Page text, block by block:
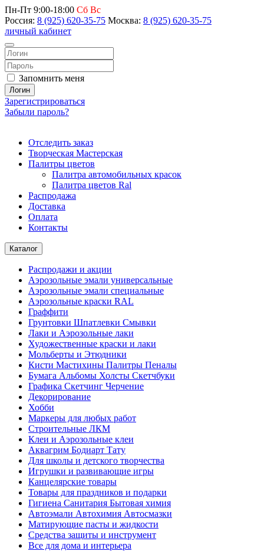
Пн-Пт 9:00-18:00 Сб Вс
Россия: 8 (925) 620-35-75 Москва: 8 (925) 620-35-75
личный кабинет
Запомнить меня
Логин
Зарегистрироваться
Забыли пароль?
Отследить заказ
Творческая Мастерская
Палитры цветов
Палитра автомобильных красок
Палитра цветов Ral
Распродажа
Доставка
Оплата
Контакты
Каталог
Распродажи и акции
Аэрозольные эмали универсальные
Аэрозольные эмали специальные
Аэрозольные краски RAL
Граффити
Грунтовки Шпатлевки Смывки
Лаки и Аэрозольные лаки
Художественные краски и лаки
Мольберты и Этюдники
Кисти Мастихины Палитры Пеналы
Бумага Альбомы Холсты Скетчбуки
Графика Скетчинг Черчение
Декорирование
Хобби
Маркеры для любых работ
Строительные ЛКМ
Клеи и Аэрозольные клеи
Аквагрим Бодиарт Тату
Для школы и детского творчества
Игрушки и развивающие игры
Канцелярские товары
Товары для праздников и подарки
Гигиена Санитария Бытовая химия
Автоэмали Автохимия Автосмазки
Матирующие пасты и жидкости
Средства защиты и инструмент
Все для дома и интерьера